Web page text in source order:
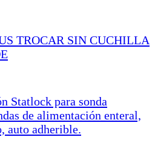
TROCAR SIN CUCHILLA
Statlock para sonda
de alimentación enteral,
auto adherible.